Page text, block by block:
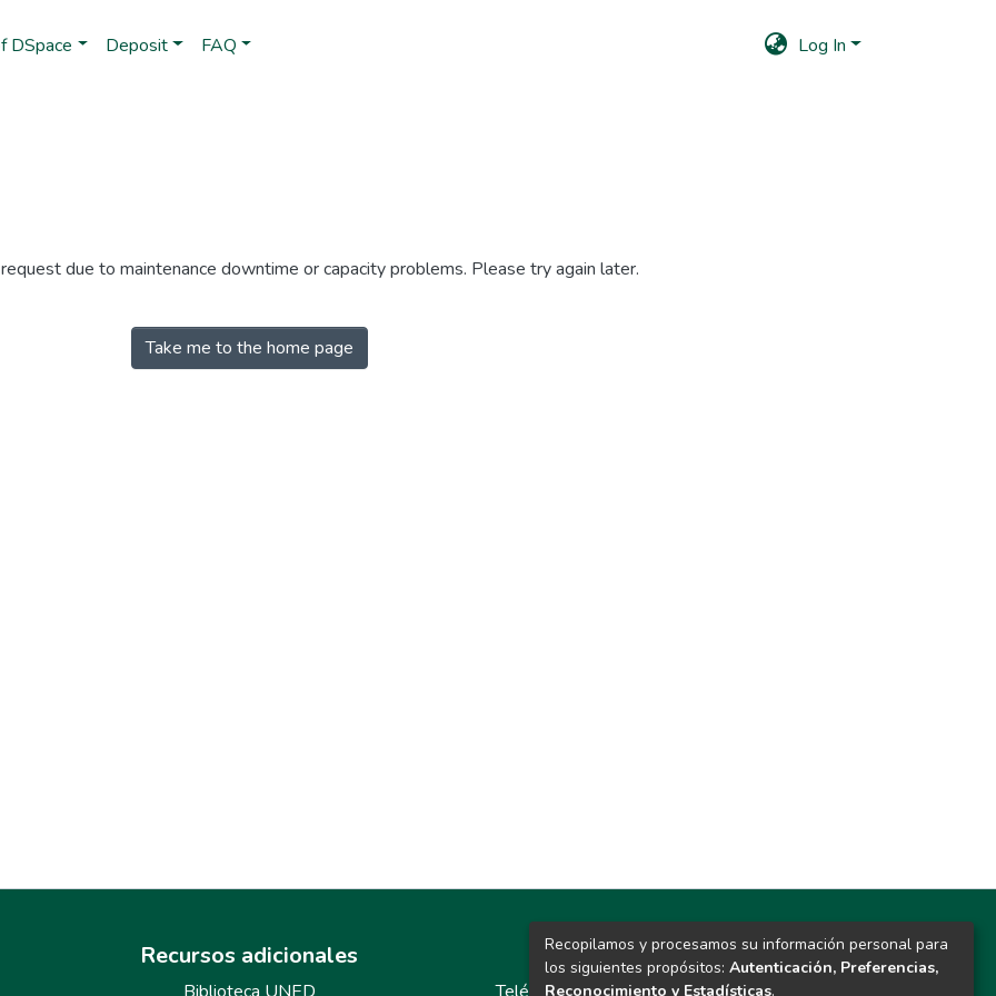
DSpace Deposit FAQ Log In
due to maintenance downtime or capacity problems. Please try again later.
Take me to the home page
Recursos adicionales Contacto
Recopilamos y procesamos su información personal para
los siguientes propósitos: Autenticación, Preferencias,
Reconocimiento y Estadísticas.